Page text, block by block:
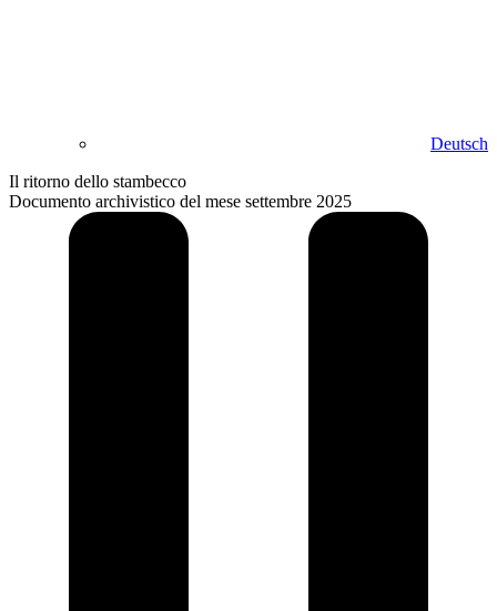
Deutsch
Il ritorno dello stambecco
Documento archivistico del mese settembre 2025